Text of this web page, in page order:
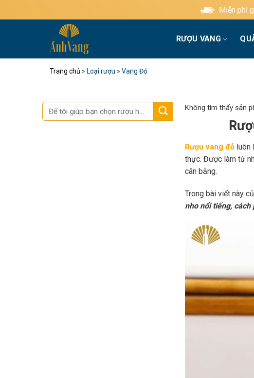
qua
Miễn phí giao hàng tiêu
RƯỢU VANG
Trang chủ » Loại rượu » Vang Đỏ
Tìm
kiếm:
Không tìm thấy sản
Rượu vang đỏluôn
thực. Được làm từ
cân bằng.
Trong bài viết này
nho nổi tiếng, cách